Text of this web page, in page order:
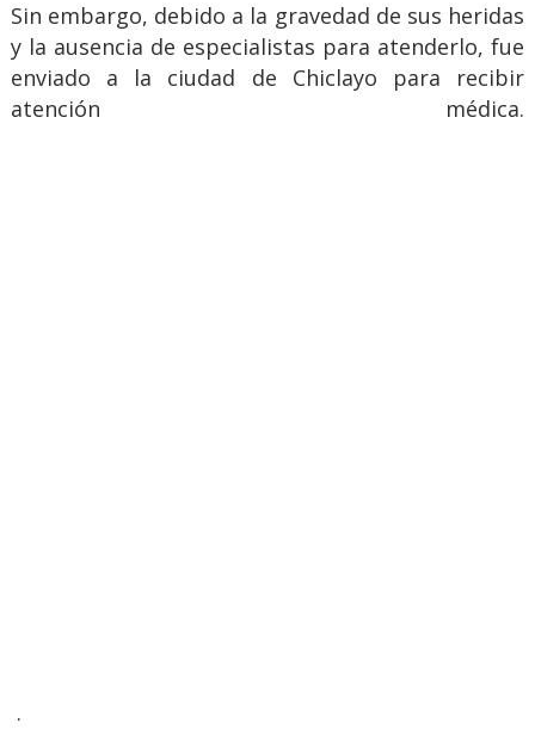
Sin embargo, debido a la gravedad de sus heridas
y la ausencia de especialistas para atenderlo, fue
enviado a la ciudad de Chiclayo para recibir
atención médica.
.